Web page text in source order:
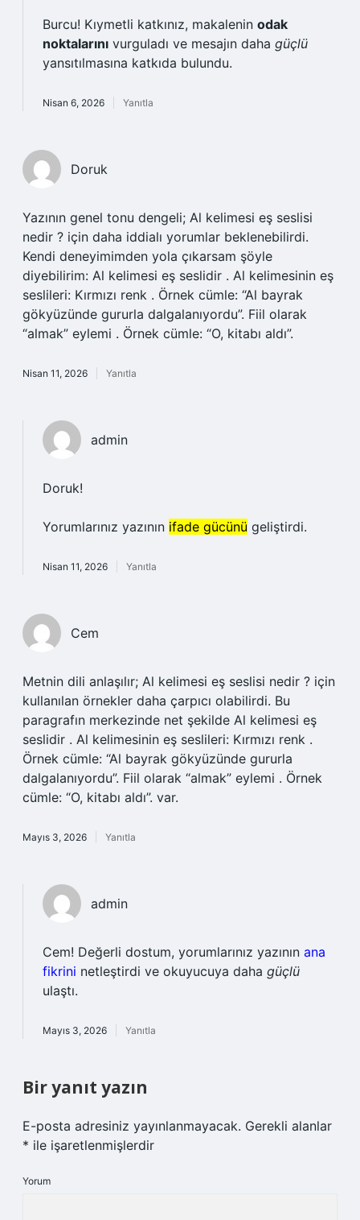
Burcu! Kıymetli katkınız, makalenin odak
noktalarını vurguladı ve mesajın daha güçlü
yansıtılmasına katkıda bulundu.
Nisan 6, 2026 Yanıtla
Doruk
Yazının genel tonu dengeli; Al kelimesi eş seslisi
nedir ? için daha iddialı yorumlar beklenebilirdi.
Kendi deneyimimden yola çıkarsam şöyle
diyebilirim: Al kelimesi eş seslidir . Al kelimesinin eş
seslileri: Kırmızı renk . Örnek cümle: “Al bayrak
gökyüzünde gururla dalgalanıyordu”. Fiil olarak
“almak” eylemi . Örnek cümle: “O, kitabı aldı”.
Nisan 11, 2026 Yanıtla
admin
Doruk!
Yorumlarınız yazının ifade gücünü geliştirdi.
Nisan 11, 2026 Yanıtla
Cem
Metnin dili anlaşılır; Al kelimesi eş seslisi nedir ? için
kullanılan örnekler daha çarpıcı olabilirdi. Bu
paragrafın merkezinde net şekilde Al kelimesi eş
seslidir . Al kelimesinin eş seslileri: Kırmızı renk .
Örnek cümle: “Al bayrak gökyüzünde gururla
dalgalanıyordu”. Fiil olarak “almak” eylemi . Örnek
cümle: “O, kitabı aldı”. var.
Mayıs 3, 2026 Yanıtla
admin
Cem! Değerli dostum, yorumlarınız yazının ana
fikrini netleştirdi ve okuyucuya daha güçlü
ulaştı.
Mayıs 3, 2026 Yanıtla
Bir yanıt yazın
E-posta adresiniz yayınlanmayacak. Gerekli alanlar
* ile işaretlenmişlerdir
Yorum